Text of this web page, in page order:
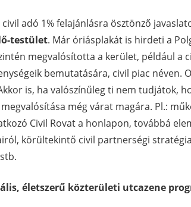
adó 1% felajánlásra ösztönző
testület. Már óriásplakát is hirdeti a
megvalósította a kerület, például a
bemutatására, civil piac néven.
is, ha valószínűleg ti nem tudjátok,
még várat magára. Pl.:
Civil Rovat a honlapon, továbbá
körültekintő civil partnerségi
életszerű közterületi utcazene